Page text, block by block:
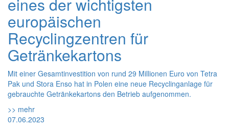
europäischen
Recyclingzentren für
Getränkekartons
Mit einer Gesamtinvestition von rund 29 Millionen Euro von Tetra
Pak und Stora Enso hat in Polen eine neue Recyclinganlage für
gebrauchte Getränkekartons den Betrieb aufgenommen.
>> mehr
07.06.2023